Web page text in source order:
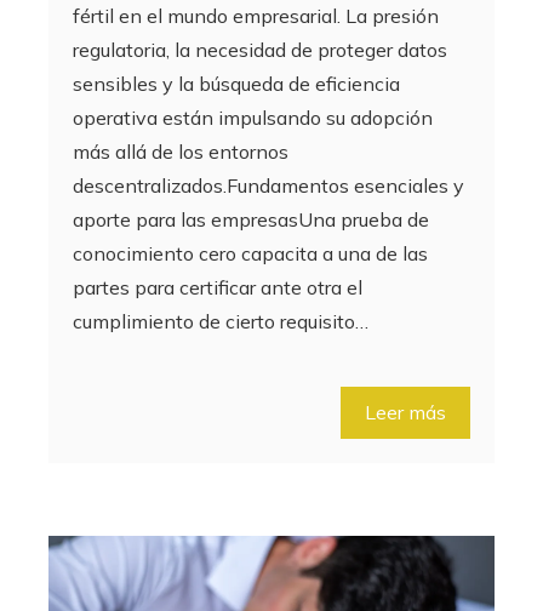
fértil en el mundo empresarial. La presión
regulatoria, la necesidad de proteger datos
sensibles y la búsqueda de eficiencia
operativa están impulsando su adopción
más allá de los entornos
descentralizados.Fundamentos esenciales y
aporte para las empresasUna prueba de
conocimiento cero capacita a una de las
partes para certificar ante otra el
cumplimiento de cierto requisito…
Leer más